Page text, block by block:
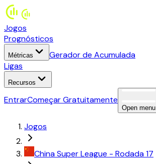
Jogos
Prognósticos
Métricas
Gerador de Acumulada
Ligas
Recursos
EntrarComeçar Gratuitamente
Open menu
Jogos
ChinaSuper League - Rodada 17